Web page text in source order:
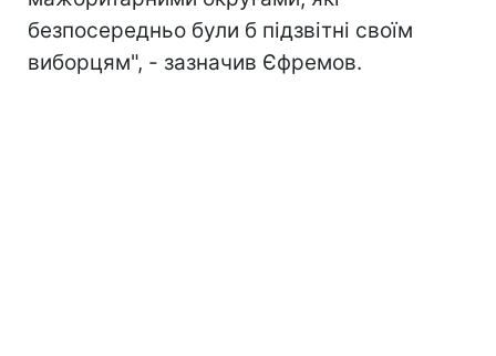
безпосередньо були б підзвітні своїм
виборцям", - зазначив Єфремов.